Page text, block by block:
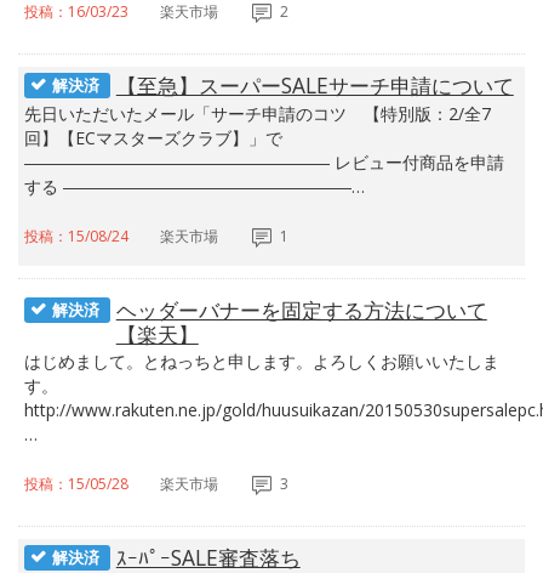
投稿：16/03/23 楽天市場 2
解決済 【至急】スーパーSALEサーチ申請について
先日いただいたメール「サーチ申請のコツ 【特別版：2/全7
回】【ECマスターズクラブ】」で
―――――――――――――――――― レビュー付商品を申請
する ―――――――――――――――――…
投稿：15/08/24 楽天市場 1
解決済
ヘッダーバナーを固定する方法について
【楽天】
はじめまして。とねっちと申します。よろしくお願いいたしま
す。
http://www.rakuten.ne.jp/gold/huusuikazan/
…
投稿：15/05/28 楽天市場 3
解決済 ｽｰﾊﾟｰSALE審査落ち